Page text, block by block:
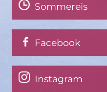
Sommereis
Facebook
Instagram